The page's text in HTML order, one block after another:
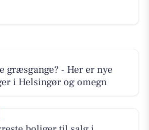
græsgange? - Her er nye
i Helsingør og omegn